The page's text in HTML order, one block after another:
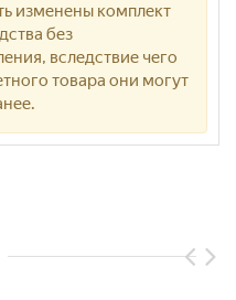
изменены комплект
без
вследствие чего
товара они могут